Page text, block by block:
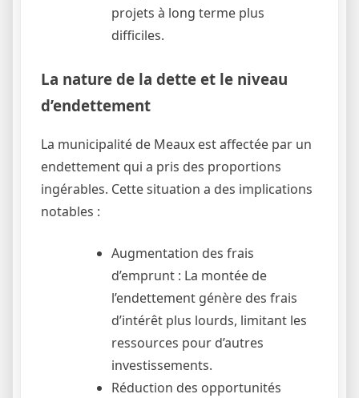
projets à long terme plus
difficiles.
La nature de la dette et le niveau
d’endettement
La municipalité de Meaux est affectée par un
endettement qui a pris des proportions
ingérables. Cette situation a des implications
notables :
Augmentation des frais
d’emprunt : La montée de
l’endettement génère des frais
d’intérêt plus lourds, limitant les
ressources pour d’autres
investissements.
Réduction des opportunités